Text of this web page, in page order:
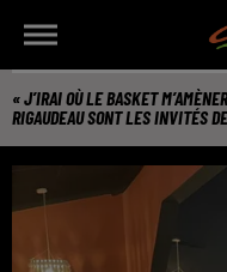
« J’IRAI OÙ LE BASKET
RIGAUDEAU SONT LES INVITÉS